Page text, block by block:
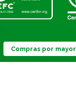
Compras por mayor